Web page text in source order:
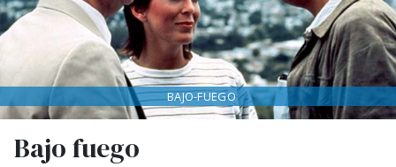
Bajo fuego
BAJO-FUEGO